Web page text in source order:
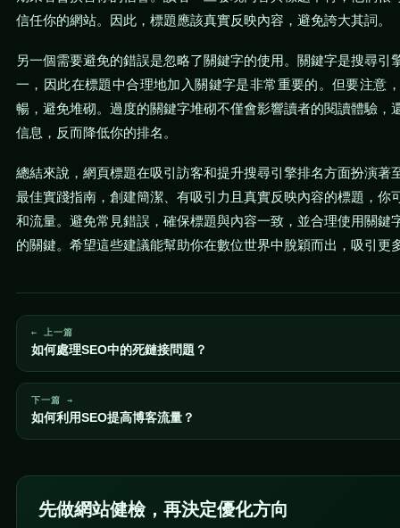
信任你的網站。因此，標題應該真實反映內容，避免誇大其詞。
另一個需要避免的錯誤是忽略了關鍵字的使用。關鍵字是搜尋引
一，因此在標題中合理地加入關鍵字是非常重要的。但要注意
暢，避免堆砌。過度的關鍵字堆砌不僅會影響讀者的閱讀體驗，
信息，反而降低你的排名。
總結來說，網頁標題在吸引訪客和提升搜尋引擎排名方面扮演著
最佳實踐指南，創建簡潔、有吸引力且真實反映內容的標題，你
和流量。避免常見錯誤，確保標題與內容一致，並合理使用關鍵
的關鍵。希望這些建議能幫助你在數位世界中脫穎而出，吸引更
← 上一篇
如何處理SEO中的死鏈接問題？
下一篇 →
如何利用SEO提高博客流量？
先做網站健檢，再決定優化方向